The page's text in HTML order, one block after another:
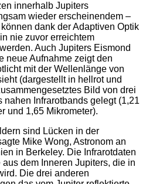
innerhalb Jupiters
wieder erscheinendem –
dank der Adaptiven Optik
nie zuvor erreichtem
Auch Jupiters Eismond
neue Aufnahme zeigt den
mit der Wellenlänge von
(dargestellt in hellrot und
Bild von drei
Infrarotbands gelegt (1,21
und 1,65 Mikrometer).
sind Lücken in der
Mike Wong, Astronom an
in Berkeley. Die Infrarotdaten
dem Inneren Jupiters, die in
Die drei anderen